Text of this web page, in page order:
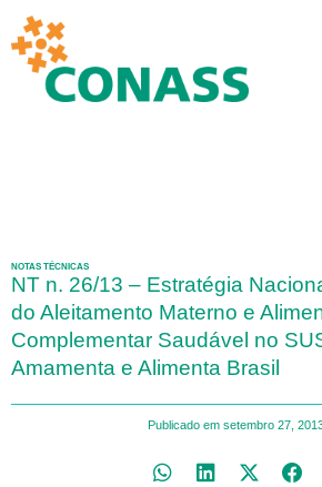
NOTAS TÉCNICAS
NT n. 26/13 – Estratégia
do Aleitamento Materno e
Complementar Saudável no
Amamenta e Alimenta Brasil
Publicado em setembro 27,